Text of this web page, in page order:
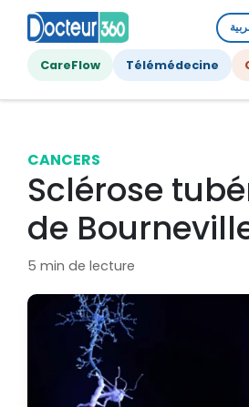
CareFlow Télémédecine
CANCERS
Sclérose
de
5 min de lecture